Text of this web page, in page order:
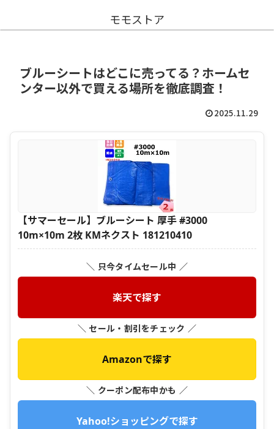
モモストア
ブルーシートはどこに売ってる？ホームセ
ンター以外で買える場所を徹底調査！
2025.11.29
【サマーセール】ブルーシート 厚手 #3000
10m×10m 2枚 KMネクスト 181210410
＼ 只今タイムセール中 ／
楽天で探す
＼ セール・割引をチェック ／
Amazonで探す
＼ クーポン配布中かも ／
Yahoo!ショッピングで探す